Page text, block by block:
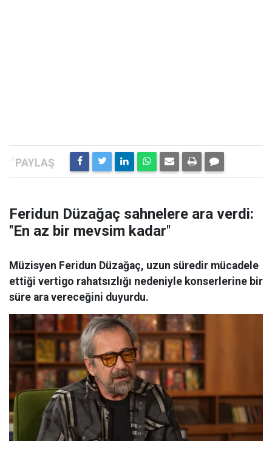
Feridun Düzağaç sahnelere ara verdi:
''En az bir mevsim kadar''
Müzisyen Feridun Düzağaç, uzun süredir mücadele
ettiği vertigo rahatsızlığı nedeniyle konserlerine bir
süre ara vereceğini duyurdu.